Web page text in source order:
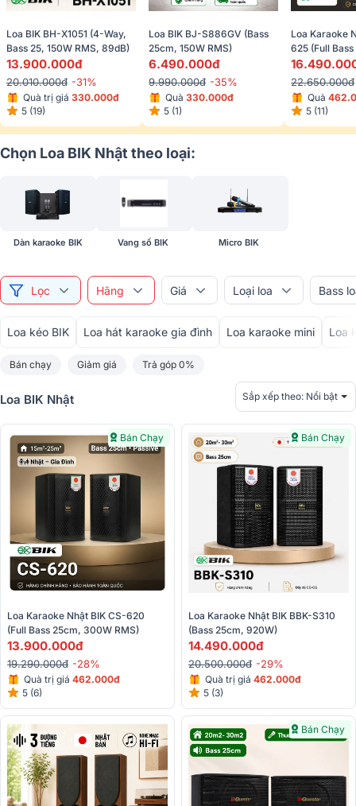
Loa BIK BH-X1051 (4-Way,
Bass 25, 150W RMS, 89dB)
13.900.000đ
20.010.000đ -31%
Quà trị giá 330.000đ
5 (19)
Loa BIK BJ-S886GV (Bass
25cm, 150W RMS)
6.490.000đ
9.990.000đ -35%
Quà 330.000đ
5 (1)
Loa Karaoke
625 (Full
RMS)
22.650.000đ
Quà
5 (11)
Chọn Loa BIK Nhật theo loại:
Dàn karaoke BIK Vang số BIK
Lọc Hãng Giá Loại loa Bass
Loa kéo BIK Loa hát karaoke gia đình Loa karaoke mini Loa
Bán chạy Giảm giá Trả góp 0%
Loa BIK Nhật Sắp xếp theo: Nổi bật
Bán Chạy
Loa Karaoke Nhật BIK CS-620
(Full Bass 25cm, 300W RMS)
13.900.000đ
19.290.000đ -28%
Quà trị giá 462.000đ
5 (6)
Bán Chạy
Loa Karaoke Nhật BIK BBK-S310
(Bass 25cm, 920W)
14.490.000đ
20.500.000đ -29%
Quà trị giá 462.000đ
5 (3)
Bán Chạy